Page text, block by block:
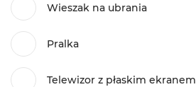
Wieszak na ubrania
Pralka
Telewizor z płaskim ekranem